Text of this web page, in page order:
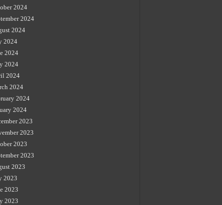
2024
2024
2024
2024
2024
2024
2024
2024
2024
2024
2023
2023
2023
2023
2023
2023
2023
2023